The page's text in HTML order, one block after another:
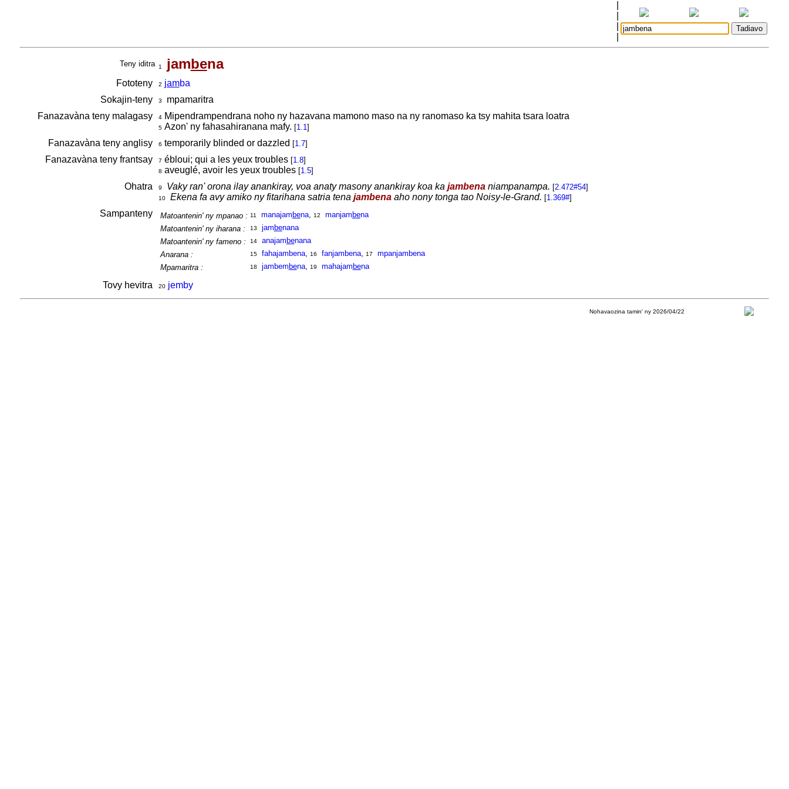
Teny iditra 1 jambena
Fototeny 2 jamba
Sokajin-teny
3
mpamaritra
Fanazavàna teny malagasy
4Mipendrampendrana noho ny hazavana mamono maso na ny ranomaso ka tsy mahita tsara loatra
5Azon' ny fahasahiranana mafy. [1.1]
Fanazavàna teny anglisy 6 temporarily blinded or dazzled [1.7]
Fanazavàna teny frantsay 7 ébloui; qui a les yeux troubles [1.8]
8 aveuglé, avoir les yeux troubles [1.5]
Ohatra 9 Vaky ran' orona ilay anankiray, voa anaty masony anankiray koa ka jambenaniampanampa. [2.472#54]
10 Ekena fa avy amiko ny fitarihana satria tena jambenaaho nony tonga tao Noisy-le-Grand. [1.369#]
Sampanteny Matoantenin' ny mpanao : 11 manajam bena, 12 manjam bena
Matoantenin' ny iharana :
13 jam benana
Matoantenin' ny fameno :
14 anajam benana
Anarana :
15 fahajambena, 16 fanjambena, 17
mpanjambena
Mpamaritra :
18 jambem bena, 19 mahajam bena
Tovy hevitra 20 jemby
Nohavaozina tamin' ny 2026/04/22